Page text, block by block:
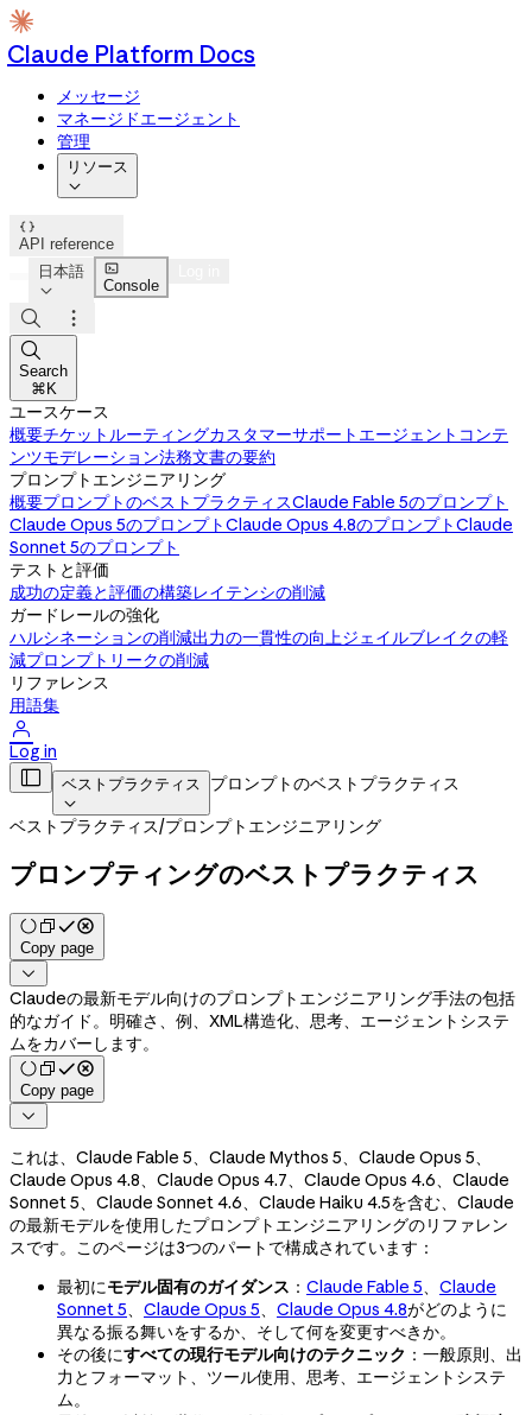
Claude Platform Docs
メッセージ
マネージドエージェント
管理
リソース


API reference
日本語


Console



Search
⌘K
ユースケース
概要チケットルーティングカスタマーサポートエージェント コンテ
ンツモデレーション法務文書の要約
プロンプトエンジニアリング
概要プロンプトのベストプラクティスClaude Fable 5のプロンプト
Claude Opus 5のプロンプトClaude Opus 4.8のプロンプトClaude
Sonnet 5のプロンプト
テストと評価
成功の定義と評価の構築レイテンシの削減
ガードレールの強化
ハルシネーションの削減出力の一貫性の向上ジェイルブレイクの軽
減プロンプトリークの削減
リファレンス
用語集

Log in
 ベストプラクティス

プロンプトのベストプラクティス
ベストプラクティス/プロンプトエンジニアリング
プロンプティングのベストプラクティス
Copy page

Claudeの最新モデル向けのプロンプトエンジニアリング手法の包括
的なガイド。明確さ、例、XML構造化、思考、エージェントシステ
ムをカバーします。
Copy page

これは、Claude Fable 5、Claude Mythos 5、Claude Opus 5、
Claude Opus 4.8、Claude Opus 4.7、Claude Opus 4.6、Claude
Sonnet 5、Claude Sonnet 4.6、Claude Haiku 4.5を含む、Claude
の最新モデルを使用したプロンプトエンジニアリングのリファレン
スです。このページは3つのパートで構成されています：
最初にモデル固有のガイダンス ： Claude Fable 5、 Claude
Sonnet 5、 Claude Opus 5、 Claude Opus 4.8がどのように
異なる振る舞いをするか、そして何を変更すべきか。
その後にすべての現行モデル向けのテクニック ：一般原則、出
力とフォーマット、ツール使用、思考、エージェントシステ
ム。